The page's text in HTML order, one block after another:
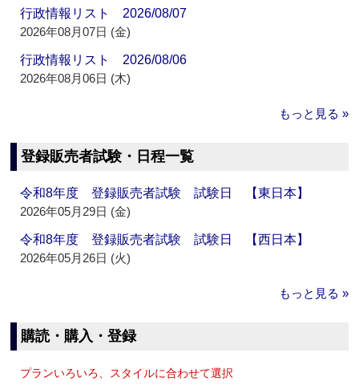
行政情報リスト 2026/08/07
2026年08月07日 (金)
行政情報リスト 2026/08/06
2026年08月06日 (木)
もっと見る »
登録販売者試験・日程一覧
令和8年度 登録販売者試験 試験日 【東日本】
2026年05月29日 (金)
令和8年度 登録販売者試験 試験日 【西日本】
2026年05月26日 (火)
もっと見る »
購読・購入・登録
プランいろいろ、スタイルに合わせて選択